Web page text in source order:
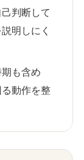
判断して
明しにく
も含め
動作を整